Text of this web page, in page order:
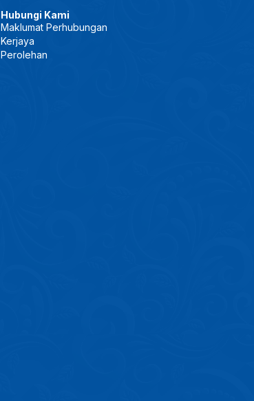
Hubungi Kami
Maklumat Perhubungan
Kerjaya
Perolehan